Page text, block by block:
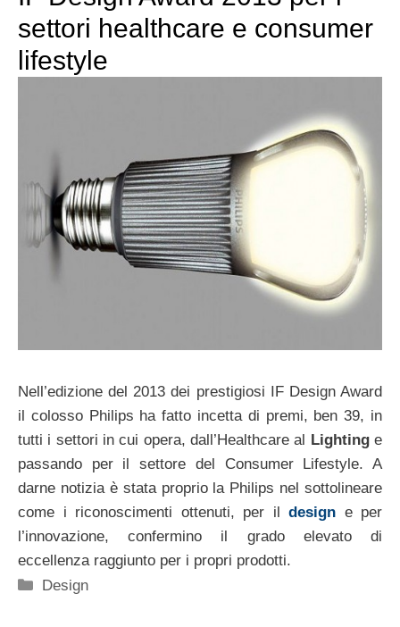
settori healthcare e consumer
lifestyle
Nell’edizione del 2013 dei prestigiosi IF Design Award
il colosso Philips ha fatto incetta di premi, ben 39, in
tutti i settori in cui opera, dall’Healthcare al
Lightinge
passando per il settore del Consumer Lifestyle. A
darne notizia è stata proprio la Philips nel sottolineare
come i riconoscimenti ottenuti, per il design e per
l’innovazione, confermino il grado elevato di
eccellenza raggiunto per i propri prodotti.
Categorie
Design